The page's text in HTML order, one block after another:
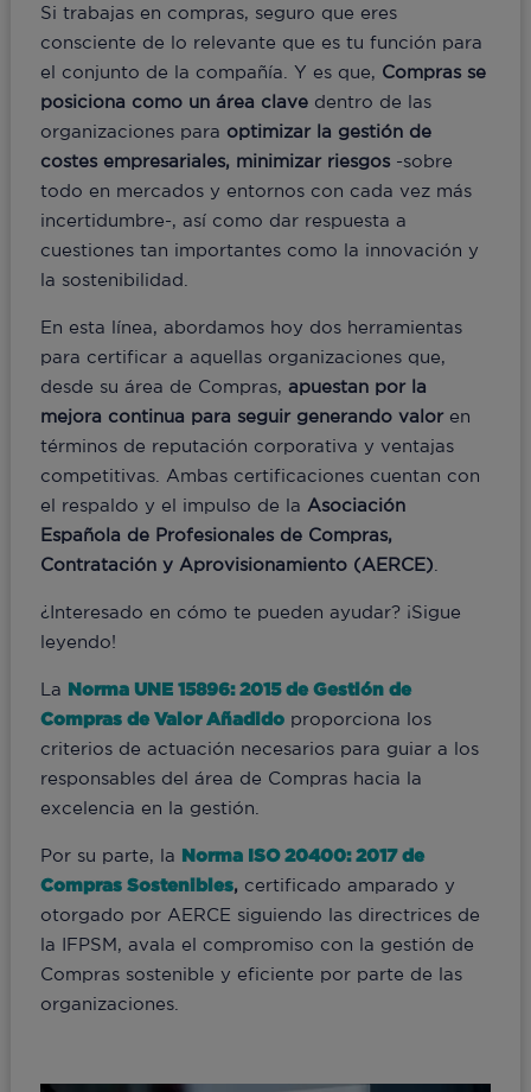
Si trabajas en compras, seguro que eres
consciente de lo relevante que es tu función para
el conjunto de la compañía. Y es que, Compras se
posiciona como un área clave dentro de las
organizaciones para optimizar la gestión de
costes empresariales, minimizar riesgos-sobre
todo en mercados y entornos con cada vez más
incertidumbre-, así como dar respuesta a
cuestiones tan importantes como la innovación y
la sostenibilidad.
En esta línea, abordamos hoy dos herramientas
para certificar a aquellas organizaciones que,
desde su área de Compras, apuestan por la
mejora continua para seguir generando valor en
términos de reputación corporativa y ventajas
competitivas. Ambas certificaciones cuentan con
el respaldo y el impulso de la Asociación
Española de Profesionales de Compras,
Contratación y Aprovisionamiento (AERCE)
¿Interesado en cómo te pueden ayudar? ¡Sigue
leyendo!
La Norma UNE 15896: 2015 de Gestión de
Compras de Valor Añadidoproporciona los
criterios de actuación necesarios para guiar a los
responsables del área de Compras hacia la
excelencia en la gestión.
Por su parte, la Norma ISO 20400: 2017 de
Compras Sostenibles, certificado amparado y
otorgado por AERCE siguiendo las directrices de
la IFPSM, avala el compromiso con la gestión de
Compras sostenible y eficiente por parte de las
organizaciones.